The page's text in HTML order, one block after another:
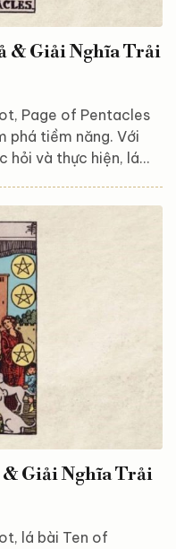
& Giải Nghĩa Trải
Page of Pentacles
phá tiềm năng. Với
hỏi và thực hiện, lá
nghiệp, hoặc học
và giải mã ý nghĩa
những cơ hội phát
mang đến cho
Tổng quan về lá...
& Giải Nghĩa Trải
lá bài Ten of